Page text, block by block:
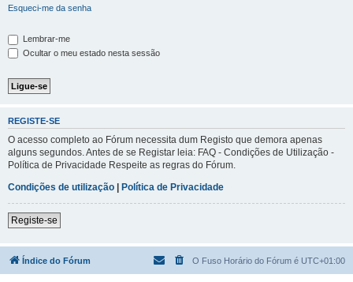
Esqueci-me da senha
Lembrar-me
Ocultar o meu estado nesta sessão
REGISTE-SE
O acesso completo ao Fórum necessita dum Registo que demora apenas
alguns segundos. Antes de se Registar leia: FAQ - Condições de Utilização -
Política de Privacidade Respeite as regras do Fórum.
Condições de utilização | Política de Privacidade
Registe-se
Índice do Fórum O Fuso Horário do Fórum é UTC+01:00